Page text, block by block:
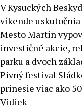
V Kysuckých
víkende
Mesto Martin
investičné akcie,
parku a dvoch
Pivný festival
prinesie viac ako
Vidiek